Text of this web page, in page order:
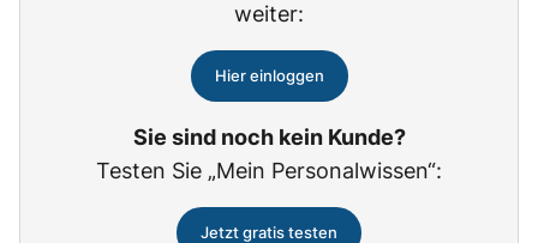
weiter:
Hier einloggen
Sie sind noch kein Kunde?
Testen Sie „Mein Personalwissen“:
Jetzt gratis testen